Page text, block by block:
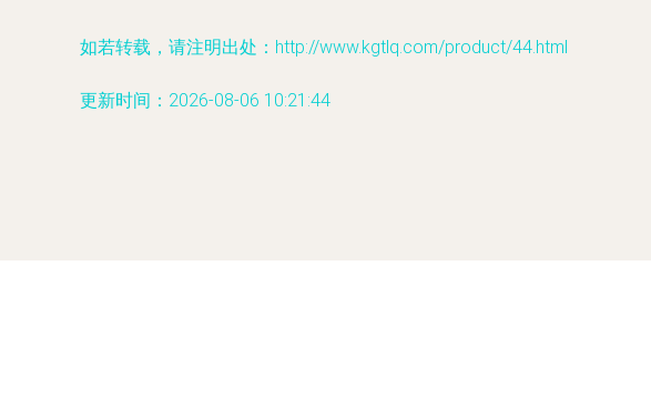
如若转载，请注明出处：http://www.kgtlq.com/product/44.html
更新时间：2026-08-06 10:21:44